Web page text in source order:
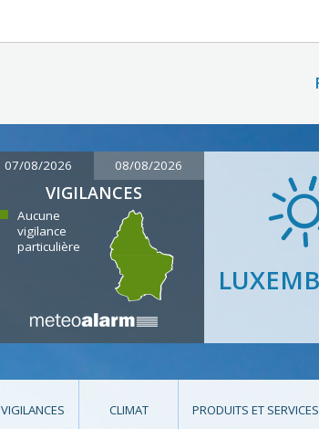
07/08/2026 08/08/2026
VIGILANCES
Aucune
vigilance
particulière
VIGILANCES CLIMAT PRODUITS ET SERVICES